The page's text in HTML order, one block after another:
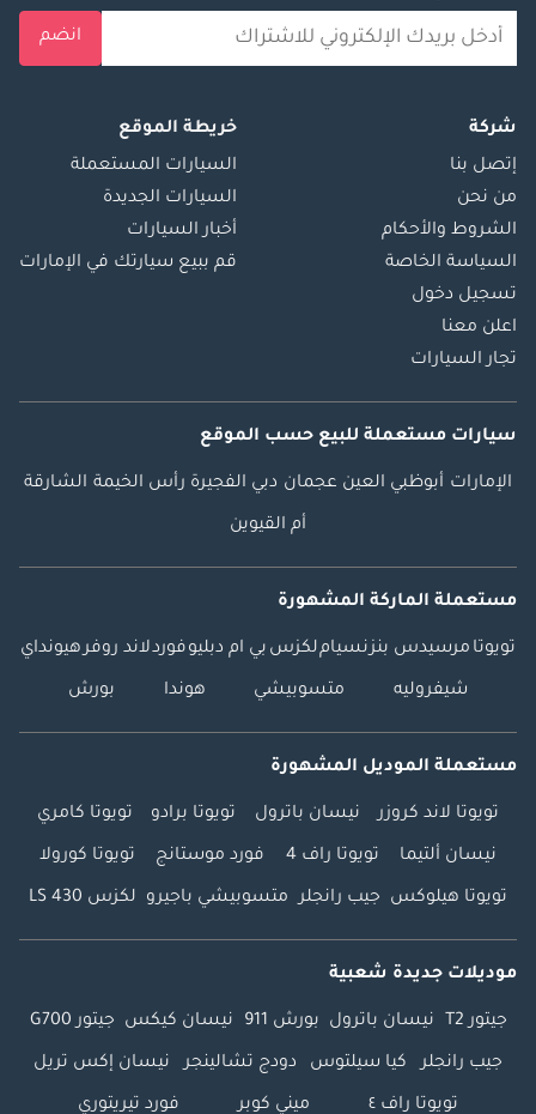
انضم
شركة
إتصل بنا
من نحن
الشروط والأحكام
السياسة الخاصة
تسجيل دخول
اعلن معنا
تجار السيارات
خريطة الموقع
السيارات المستعملة
السيارات الجديدة
أخبار السيارات
قم ببيع سيارتك في الإمارات
سيارات مستعملة للبيع حسب الموقع
الإمارات أبوظبي العين عجمان دبي الفجيرة رأس الخيمة الشارقة
أم القيوين
مستعملة الماركة المشهورة
تويوتا مرسيدس بنزنسياملكزس بي ام دبليوفوردلاند روفرهيونداي
شيفروليه متسوبيشي هوندا بورش
مستعملة الموديل المشهورة
تويوتا لاند كروزر نيسان باترول تويوتا برادو تويوتا كامري
نيسان ألتيما تويوتا راف 4 فورد موستانج تويوتا كورولا
تويوتا هيلوكس جيب رانجلر متسوبيشي باجيرو لكزس LS 430
موديلات جديدة شعبية
جيتور T2 نيسان باترول بورش 911 نيسان كيكس جيتور G700
جيب رانجلر كيا سيلتوس دودج تشالينجر نيسان إكس تريل
تويوتا راف ٤ ميني كوبر فورد تيريتوري